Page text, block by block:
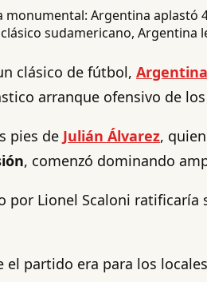
sudamericano, Argentina
clásico de fútbol, Argentina
arranque ofensivo de
pies de Julián Álvarez,
, comenzó dominando
por Lionel Scaloni ratificaría
el partido era para los